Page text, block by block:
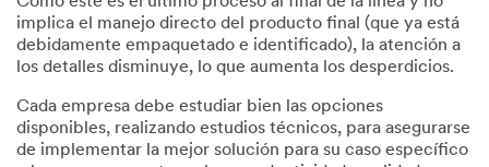
implica el manejo directo del producto final (que ya está
debidamente empaquetado e identificado), la atención a
los detalles disminuye, lo que aumenta los desperdicios.
Cada empresa debe estudiar bien las opciones
disponibles, realizando estudios técnicos, para asegurarse
de implementar la mejor solución para su caso específico